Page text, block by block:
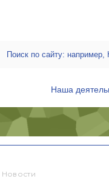
Наша
Новости